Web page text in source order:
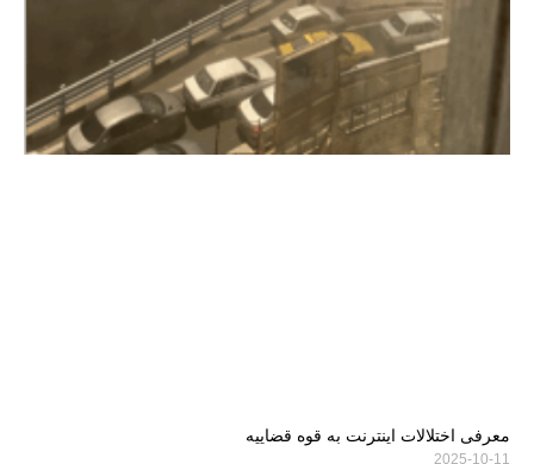
معرفی اختلالات اینترنت به قوه قضاییه
2025-10-11